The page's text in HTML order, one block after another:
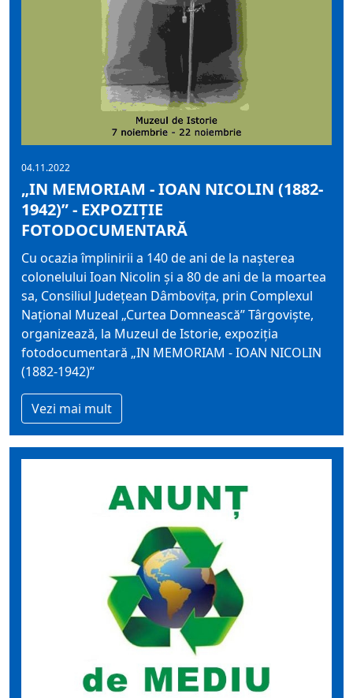
04.11.2022
„IN MEMORIAM - IOAN NICOLIN (1882-
1942)” - EXPOZIȚIE
FOTODOCUMENTARĂ
Cu ocazia împlinirii a 140 de ani de la naşterea
colonelului Ioan Nicolin şi a 80 de ani de la moartea
sa, Consiliul Județean Dâmbovița, prin Complexul
Național Muzeal „Curtea Domnească” Târgoviște,
organizează, la Muzeul de Istorie, expoziția
fotodocumentară „IN MEMORIAM - IOAN NICOLIN
(1882-1942)”
Vezi mai mult